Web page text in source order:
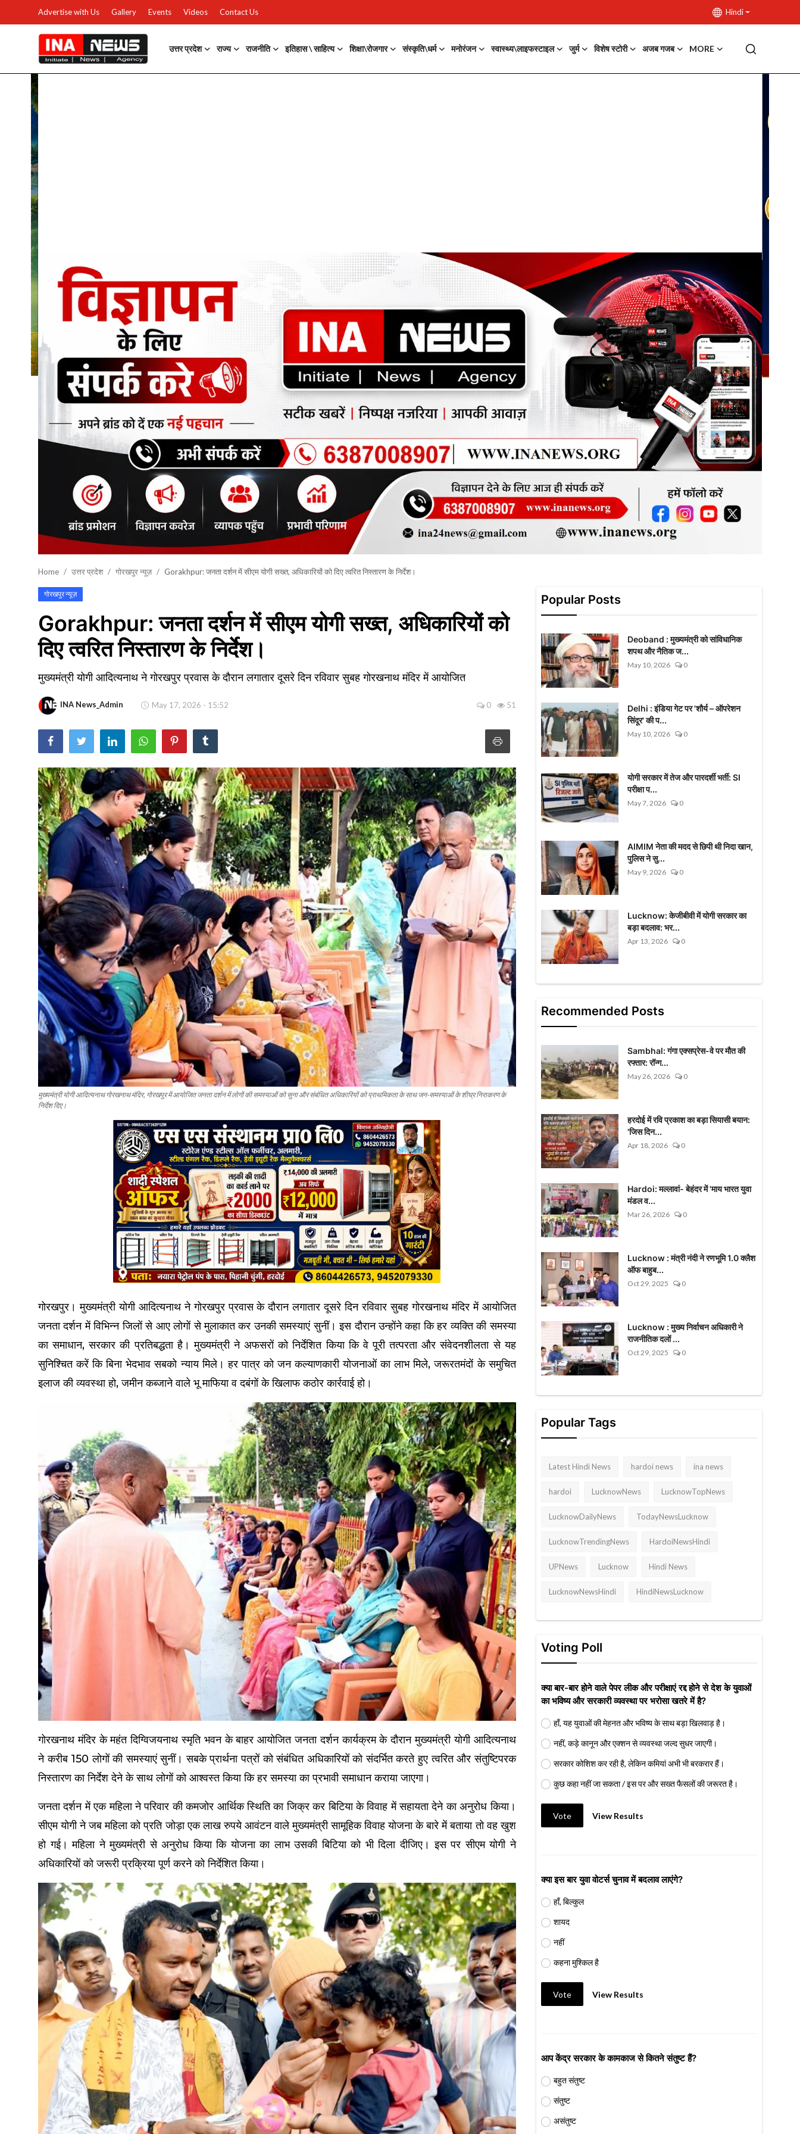
Advertise with Us Gallery Events Videos Contact Us Hindi
उत्तर प्रदेश राज्य राजनीति इतिहास \ साहित्य शिक्षा\रोजगार संस्कृति\धर्म मनोरंजन स्वास्थ्य\लाइफस्टाइल जुर्म विशेष स्टोरी अजब गजब MORE
उत्तर प्रदेश
Advertise with Us
Events
Gallery
राजनीति
Contacts
इतिहास \ साहित्य
शिक्षा\रोजगार
मनोरंजन
स्वास्थ्य\लाइफस्टाइल
अजब गजब
टेक्नोलॉजी / बिजनेस
वायरल न्यूज़
Home उत्तर प्रदेश गोरखपुर न्यूज़ Gorakhpur: जनता दर्शन में सीएम योगी सख्त, अधिकारियों को दिए त्वरित निस्तारण के निर्देश।
गोरखपुर न्यूज़
Gorakhpur: जनता दर्शन में सीएम योगी सख्त, अधिकारियों को
दिए त्वरित निस्तारण के निर्देश।
मुख्यमंत्री योगी आदित्यनाथ ने गोरखपुर प्रवास के दौरान लगातार दूसरे दिन रविवार सुबह गोरखनाथ मंदिर में आयोजित
INA News_Admin May 17, 2026 - 15:52 0 51
मुख्यमंत्री योगी आदित्यनाथ गोरखनाथ मंदिर, गोरखपुर में आयोजित जनता दर्शन में लोगों की समस्याओं को सुना और संबंधित अधिकारियों को प्राथमिकता के साथ जन-समस्याओं के शीघ्र निराकरण के
निर्देश दिए।
गोरखपुर। मुख्यमंत्री योगी आदित्यनाथ ने गोरखपुर प्रवास के दौरान लगातार दूसरे दिन रविवार सुबह गोरखनाथ मंदिर में आयोजित
जनता दर्शन में विभिन्न जिलों से आए लोगों से मुलाकात कर उनकी समस्याएं सुनीं। इस दौरान उन्होंने कहा कि हर व्यक्ति की समस्या
का समाधान, सरकार की प्रतिबद्धता है। मुख्यमंत्री ने अफसरों को निर्देशित किया कि वे पूरी तत्परता और संवेदनशीलता से यह
सुनिश्चित करें कि बिना भेदभाव सबको न्याय मिले। हर पात्र को जन कल्याणकारी योजनाओं का लाभ मिले, जरूरतमंदों के समुचित
इलाज की व्यवस्था हो, जमीन कब्जाने वाले भू माफिया व दबंगों के खिलाफ कठोर कार्रवाई हो।
गोरखनाथ मंदिर के महंत दिग्विजयनाथ स्मृति भवन के बाहर आयोजित जनता दर्शन कार्यक्रम के दौरान मुख्यमंत्री योगी आदित्यनाथ
ने करीब 150 लोगों की समस्याएं सुनीं। सबके प्रार्थना पत्रों को संबंधित अधिकारियों को संदर्भित करते हुए त्वरित और संतुष्टिपरक
निस्तारण का निर्देश देने के साथ लोगों को आश्वस्त किया कि हर समस्या का प्रभावी समाधान कराया जाएगा।
जनता दर्शन में एक महिला ने परिवार की कमजोर आर्थिक स्थिति का जिक्र कर बिटिया के विवाह में सहायता देने का अनुरोध किया।
सीएम योगी ने जब महिला को प्रति जोड़ा एक लाख रुपये आवंटन वाले मुख्यमंत्री सामूहिक विवाह योजना के बारे में बताया तो वह खुश
हो गई। महिला ने मुख्यमंत्री से अनुरोध किया कि योजना का लाभ उसकी बिटिया को भी दिला दीजिए। इस पर सीएम योगी ने
अधिकारियों को जरूरी प्रक्रिया पूर्ण करने को निर्देशित किया।
Popular Posts
Deoband : मुख्यमंत्री को सांविधानिक
शपथ और नैतिक ज...
May 10, 2026 0
Delhi : इंडिया गेट पर 'शौर्य – ऑपरेशन
सिंदूर' की प...
May 10, 2026 0
योगी सरकार में तेज और पारदर्शी भर्ती: SI
परीक्षा प...
May 7, 2026 0
AIMIM नेता की मदद से छिपी थी निदा खान,
पुलिस ने सु...
May 9, 2026 0
Lucknow: केजीबीवी में योगी सरकार का
बड़ा बदलाव: भर...
Apr 13, 2026 0
Recommended Posts
Sambhal: गंगा एक्सप्रेस-वे पर मौत की
रफ्तार: रॉन्ग...
May 26, 2026 0
हरदोई में रवि प्रकाश का बड़ा सियासी बयान:
'जिस दिन...
Apr 18, 2026 0
Hardoi: मल्लावां- बेहंदर में 'माय भारत युवा
मंडल व...
Mar 26, 2026 0
Lucknow : मंत्री नंदी ने रणभूमि 1.0 क्लैश
ऑफ बाहुब...
Oct 29, 2025 0
Lucknow : मुख्य निर्वाचन अधिकारी ने
राजनीतिक दलों ...
Oct 29, 2025 0
Popular Tags
Latest Hindi News hardoi news ina news
hardoi LucknowNews LucknowTopNews
LucknowDailyNews TodayNewsLucknow
LucknowTrendingNews HardoiNewsHindi
UPNews Lucknow Hindi News
LucknowNewsHindi HindiNewsLucknow
Voting Poll
क्या बार-बार होने वाले पेपर लीक और परीक्षाएं रद्द होने से देश के युवाओं
का भविष्य और सरकारी व्यवस्था पर भरोसा खतरे में है?
हाँ, यह युवाओं की मेहनत और भविष्य के साथ बड़ा खिलवाड़ है।
नहीं, कड़े कानून और एक्शन से व्यवस्था जल्द सुधर जाएगी।
सरकार कोशिश कर रही है, लेकिन कमियां अभी भी बरकरार हैं।
कुछ कहा नहीं जा सकता / इस पर और सख्त फैसलों की जरूरत है।
Vote View Results
क्या इस बार युवा वोटर्स चुनाव में बदलाव लाएंगे?
हाँ, बिल्कुल
शायद
नहीं
कहना मुश्किल है
Vote View Results
आप केंद्र सरकार के कामकाज से कितने संतुष्ट हैं?
बहुत संतुष्ट
संतुष्ट
असंतुष्ट